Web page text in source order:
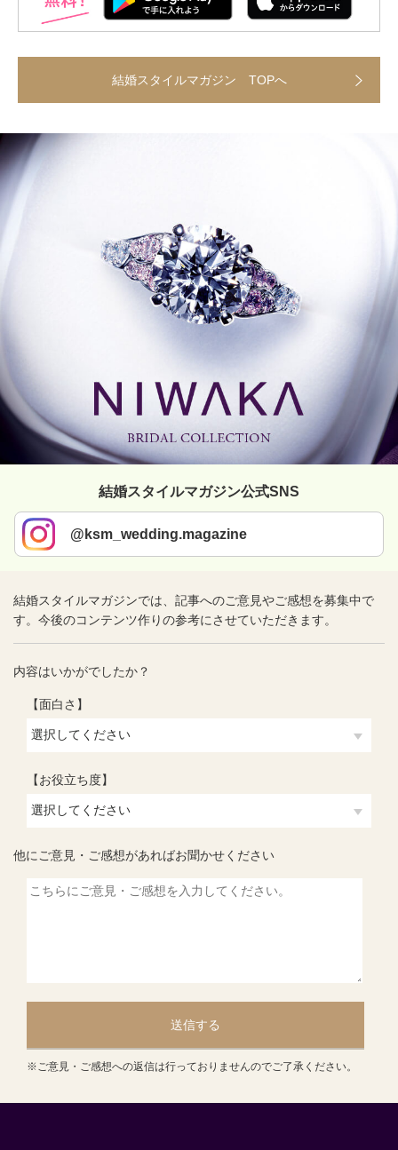
結婚スタイルマガジン TOPへ
結婚スタイルマガジン公式SNS
@ksm_wedding.magazine
結婚スタイルマガジンでは、記事へのご意見やご感想を募集中で
す。今後のコンテンツ作りの参考にさせていただきます。
内容はいかがでしたか？
【面白さ】
【お役立ち度】
他にご意見・ご感想があればお聞かせください
送信する
※ご意見・ご感想への返信は行っておりませんのでご了承ください。